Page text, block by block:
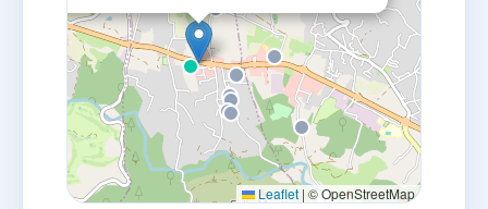
Leaflet | © OpenStreetMap